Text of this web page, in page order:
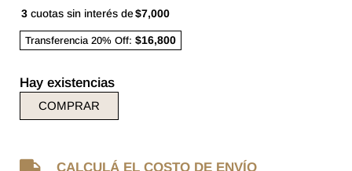
3cuotas sin interés de$7,000
Transferencia 20% Off: $16,800
Hay existencias
COMPRAR
CALCULÁ EL COSTO DE ENVÍO